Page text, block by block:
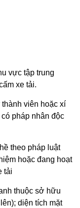
vực tập trung
xe tải.
viên hoặc xí
pháp nhân độc
theo pháp luật
hoặc đang hoạt
tải
thuộc sở hữu
diện tích mặt